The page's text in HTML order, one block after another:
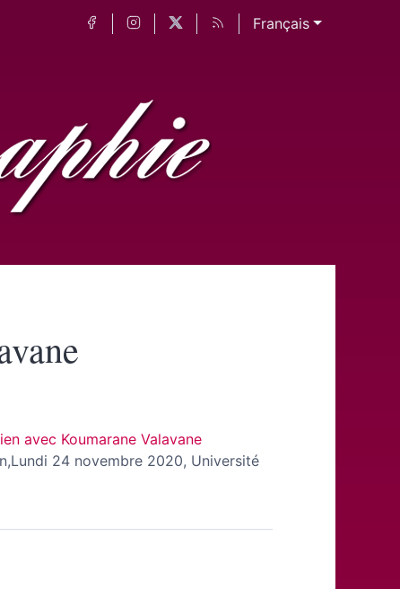
Français
avec Koumarane Valavane
24 novembre 2020, Université